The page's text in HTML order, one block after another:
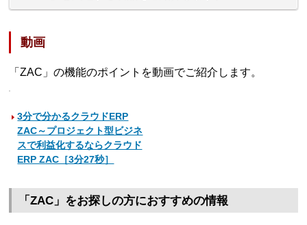
動画
「ZAC」の機能のポイントを動画でご紹介します。
3分で分かるクラウドERP
ZAC～プロジェクト型ビジネ
スで利益化するならクラウド
ERP ZAC［3分27秒］
「ZAC」をお探しの方におすすめの情報